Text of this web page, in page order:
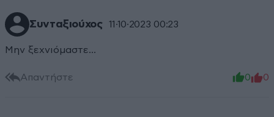
Συνταξιούχος 11·10·2023 00:23
Μην ξεχνιόμαστε...
Απαντήστε 0 0